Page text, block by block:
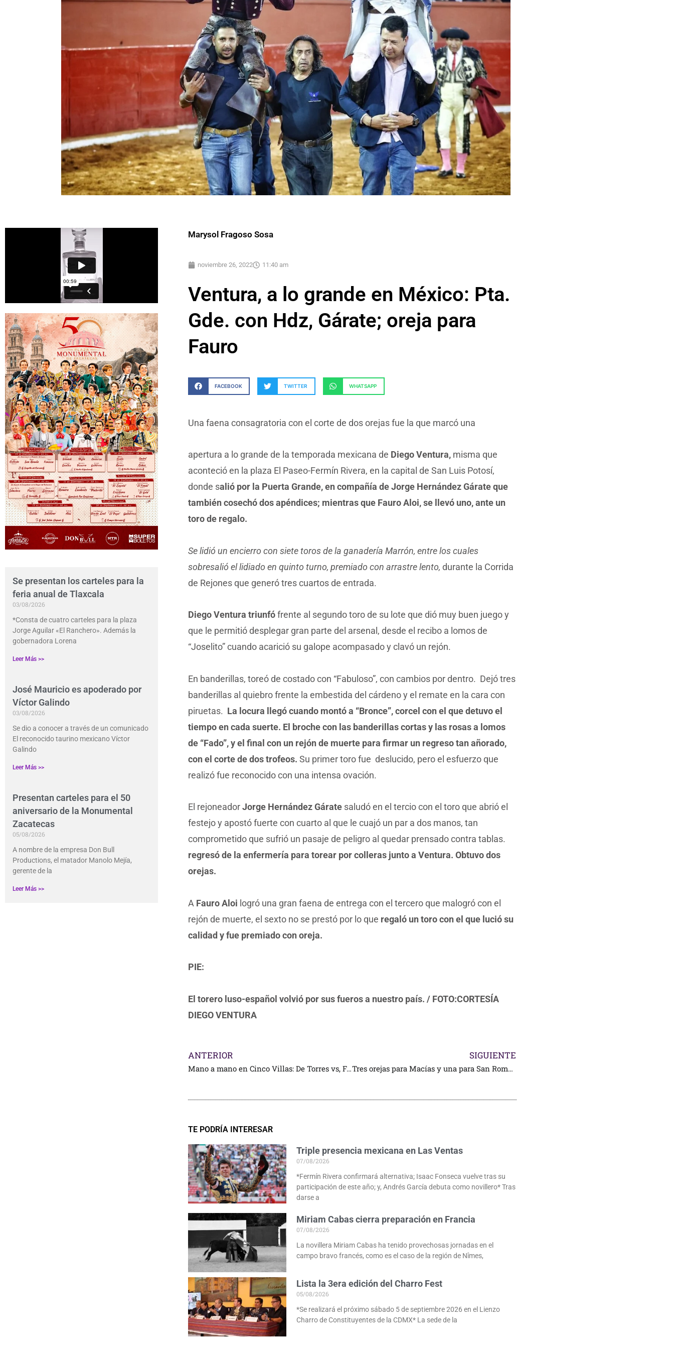
Se presentan los carteles para la
feria anual de Tlaxcala
03/08/2026
*Consta de cuatro carteles para la plaza
Jorge Aguilar «El Ranchero». Además la
gobernadora Lorena
Leer Más >>
José Mauricio es apoderado por
Víctor Galindo
03/08/2026
Se dio a conocer a través de un comunicado
El reconocido taurino mexicano Víctor
Galindo
Leer Más >>
Presentan carteles para el 50
aniversario de la Monumental
Zacatecas
05/08/2026
A nombre de la empresa Don Bull
Productions, el matador Manolo Mejía,
gerente de la
Leer Más >>
Marysol Fragoso Sosa
noviembre 26, 2022 11:40 am
Ventura, a lo grande en México: Pta.
Gde. con Hdz, Gárate; oreja para
Fauro
FACEBOOK TWITTER WHATSAPP
Una faena consagratoria con el corte de dos orejas fue la que marcó una
apertura a lo grande de la temporada mexicana de Diego Ventura,misma que
aconteció en la plaza El Paseo-Fermín Rivera, en la capital de San Luis Potosí,
donde salió por la Puerta Grande, en compañía de Jorge Hernández Gárate que
también cosechó dos apéndices; mientras que Fauro Aloi, se llevó uno, ante un
toro de regalo.
Se lidió un encierro con siete toros de la ganadería Marrón, entre los cuales
sobresalió el lidiado en quinto turno, premiado con arrastre lento, durante la Corrida
de Rejones que generó tres cuartos de entrada.
Diego Ventura triunfófrente al segundo toro de su lote que dió muy buen juego y
que le permitió desplegar gran parte del arsenal, desde el recibo a lomos de
“Joselito” cuando acarició su galope acompasado y clavó un rejón.
En banderillas, toreó de costado con “Fabuloso”, con cambios por dentro. Dejó tres
banderillas al quiebro frente la embestida del cárdeno y el remate en la cara con
piruetas. La locura llegó cuando montó a “Bronce”, corcel con el que detuvo el
tiempo en cada suerte. El broche con las banderillas cortas y las rosas a lomos
de “Fado”, y el final con un rejón de muerte para firmar un regreso tan añorado,
con el corte de dos trofeos. Su primer toro fue deslucido, pero el esfuerzo que
realizó fue reconocido con una intensa ovación.
El rejoneadorJorge Hernández Gáratesaludó en el tercio con el toro que abrió el
festejo y apostó fuerte con cuarto al que le cuajó un par a dos manos, tan
comprometido que sufrió un pasaje de peligro al quedar prensado contra tablas.
regresó de la enfermería para torear por colleras junto a Ventura. Obtuvo dos
orejas.
A Fauro Aloi logró una gran faena de entrega con el tercero que malogró con el
rejón de muerte, el sexto no se prestó por lo que regaló un toro con el que lució su
calidad y fue premiado con oreja.
PIE:
El torero luso-español volvió por sus fueros a nuestro país. / FOTO:CORTESÍA
DIEGO VENTURA
ANTERIOR
Mano a mano en Cinco Villas: De Torres vs, Fonseca
SIGUIENTE
Tres orejas para Macías y una para San Román, en Guadalajara
TE PODRÍA INTERESAR
Triple presencia mexicana en Las Ventas
07/08/2026
*Fermín Rivera confirmará alternativa; Isaac Fonseca vuelve tras su
participación de este año; y, Andrés García debuta como novillero* Tras
darse a
Miriam Cabas cierra preparación en Francia
07/08/2026
La novillera Miriam Cabas ha tenido provechosas jornadas en el
campo bravo francés, como es el caso de la región de Nîmes,
Lista la 3era edición del Charro Fest
05/08/2026
*Se realizará el próximo sábado 5 de septiembre 2026 en el Lienzo
Charro de Constituyentes de la CDMX* La sede de la